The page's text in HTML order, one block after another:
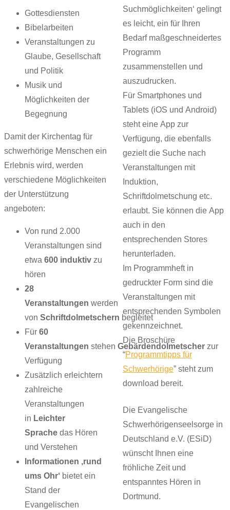
Gottesdiensten
Bibelarbeiten
Veranstaltungen zu
Glaube, Gesellschaft
und Politik
Musik und
Möglichkeiten der
Begegnung
Damit der Kirchentag für
schwerhörige Menschen ein
Erlebnis wird, werden
verschiedene Möglichkeiten
der Unterstützung
angeboten:
Von rund 2.000
Veranstaltungen sind
etwa 600 induktiv zu
hören
28
Veranstaltungen werden
von Schriftdolmetschern begleitet
Für 60
Veranstaltungen stehen Gebärdendolmetscher zur
Verfügung
Zusätzlich erleichtern
zahlreiche
Veranstaltungen
in Leichter
Sprache das Hören
und Verstehen
Informationen ‚rund
ums Ohr‘ bietet ein
Stand der
Evangelischen
Suchmöglichkeiten‘ gelingt
es leicht, ein für Ihren
Bedarf maßgeschneidertes
Programm
zusammenstellen und
auszudrucken.
Für Smartphones und
Tablets (iOS und Android)
steht eine App zur
Verfügung, die ebenfalls
gezielt die Suche nach
Veranstaltungen mit
Induktion,
Schriftdolmetschung etc.
erlaubt. Sie können die App
auch in den
entsprechenden Stores
herunterladen.
Im Programmheft in
gedruckter Form sind die
Veranstaltungen mit
entsprechenden Symbolen
gekennzeichnet.
Die Broschüre
“Programmtipps für
Schwerhörige” steht zum
download bereit.
Die Evangelische
Schwerhörigenseelsorge in
Deutschland e.V. (ESiD)
wünscht Ihnen eine
fröhliche Zeit und
entspanntes Hören in
Dortmund.